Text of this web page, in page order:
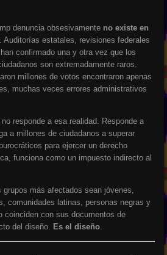
denuncia obsesivamente no existe en
. Auditorías estatales, revisiones federales
confirmado una y otra vez que los
son extremadamente raros.
millones de votos encontraron apenas
muchas veces errores administrativos
responde a esa realidad. Responde a
a millones de ciudadanos a superar
para ejercer un derecho
funciona como un impuesto indirecto al
grupos más afectados sean jóvenes,
comunidades latinas, personas negras y
coinciden con sus documentos de
del diseño. Es el diseño.